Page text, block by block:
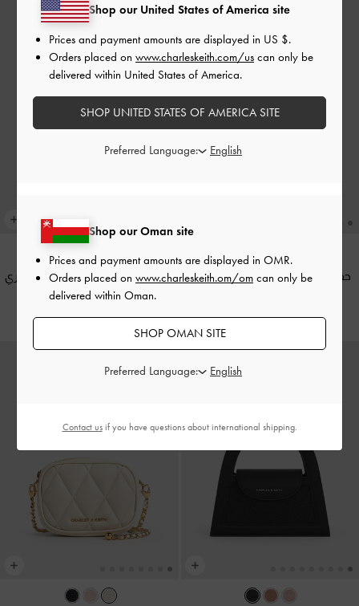
حقيبة إيست بتصميم لامع- وردي حقيبة إيست بتصميم لامع -برونزي
Shop our Oman site
Prices and payment amounts are displayed in OMR.
Orders placed on www.charleskeith.om/om can only be
delivered within Oman.
SHOP OMAN SITE
Preferred Language:
Shop our United States of America site
Prices and payment amounts are displayed in US $.
Orders placed on www.charleskeith.com/us can only be
delivered within United States of America.
SHOP UNITED STATES OF AMERICA SITE
Preferred Language:
Contact usif you have questions about international shipping.